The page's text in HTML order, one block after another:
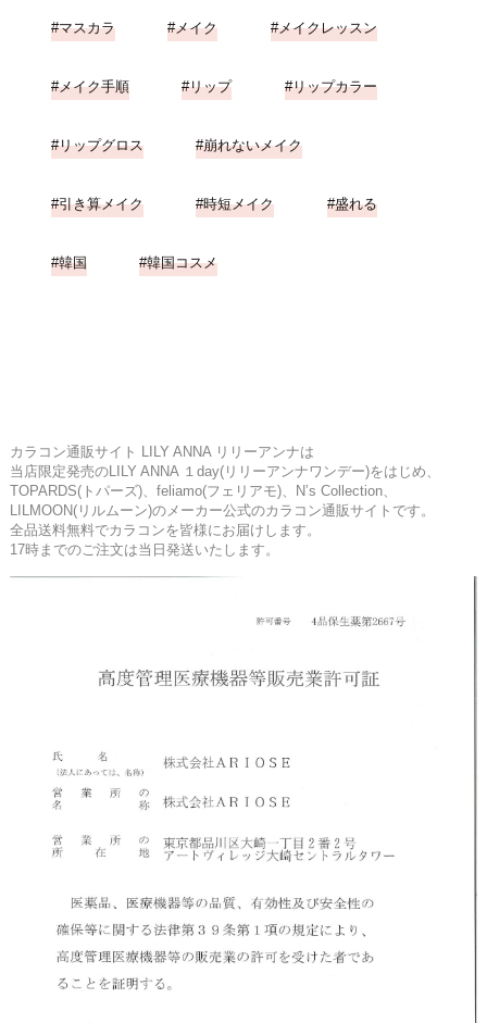
マスカラ メイク メイクレッスン
メイク手順 リップ リップカラー
リップグロス 崩れないメイク
引き算メイク 時短メイク 盛れる
韓国 韓国コスメ
カラコン通販サイト LILY ANNA リリーアンナは
当店限定発売のLILY ANNA １day(リリーアンナワンデー)をはじめ、
TOPARDS(トパーズ)、feliamo(フェリアモ)、N’s Collection、
LILMOON(リルムーン)のメーカー公式のカラコン通販サイトです。
全品送料無料でカラコンを皆様にお届けします。
17時までのご注文は当日発送いたします。